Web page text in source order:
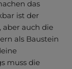
das
ist der
aber auch die
als Baustein
muss die